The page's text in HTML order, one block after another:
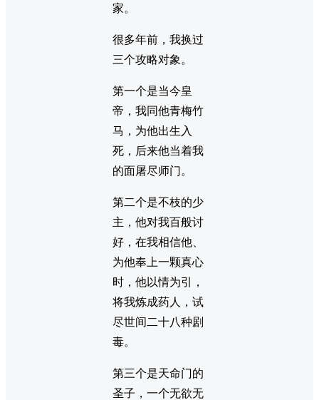
家。
很多年前，我换过
三个攻略对象。
第一个是当今皇
帝，我同他青梅竹
马，为他出生入
死，后来他当着我
的面屠尽师门。
第二个是不枝的少
主，他对我百般讨
好，在我相信他、
为他奉上一颗真心
时，他以情为引，
将我炼成药人，试
尽世间二十八种剧
毒。
第三个是天命门的
圣子，一个无欲无